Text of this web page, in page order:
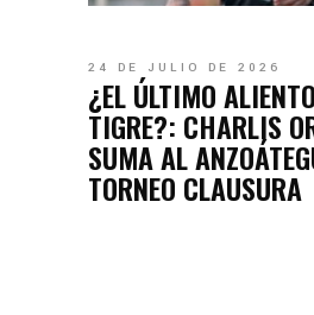
24 DE JULIO DE 2026
¿EL ÚLTIMO
TIGRE?: CHARLIS
SUMA AL
TORNEO CLAUSURA